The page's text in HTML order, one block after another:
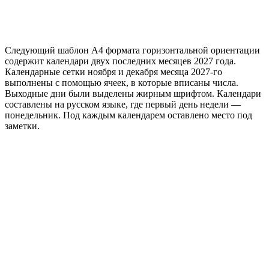
Следующий шаблон А4 формата горизонтальной ориентации
содержит календари двух последних месяцев 2027 года.
Календарные сетки ноября и декабря месяца 2027-го
выполнены с помощью ячеек, в которые вписаны числа.
Выходные дни были выделены жирным шрифтом. Календари
составлены на русском языке, где первый день недели —
понедельник. Под каждым календарем оставлено место под
заметки.